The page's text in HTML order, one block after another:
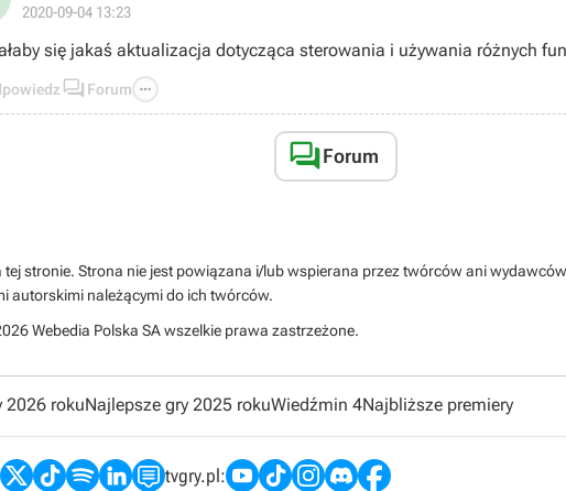
2020-09-04 13:23
się jakaś aktualizacja dotycząca sterowania i używania różnych
 Forum 
Forum
stronie. Strona nie jest powiązana i/lub wspierana przez twórców ani
autorskimi należącymi do ich twórców.
Webedia Polska SA wszelkie prawa zastrzeżone.
2026 rokuNajlepsze gry 2025 rokuWiedźmin 4Najbliższe premiery
tvgry.pl: